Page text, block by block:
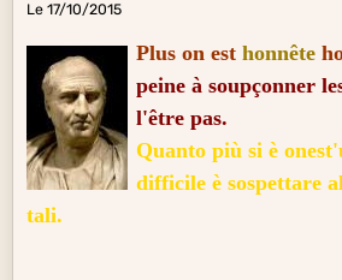
Le 17/10/2015
Plus on est honnête
peine à soupçonner
l'être pas.
Quanto più si è
difficile è sospettare
tali.